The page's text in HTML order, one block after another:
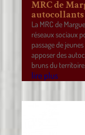
MRC de
autocollants
La MRC de
réseaux sociaux
passage de
apposer des
bruns du territoire.
lire plus